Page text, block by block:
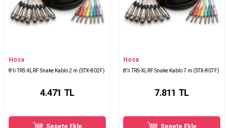
Hosa
8'li TRS-XLRF Snake Kablo 2 m (STX-802F)
4.471 TL
Sepete Ekle
Hosa
8'li TRS-XLRF Snake Kablo 7 m (STX-807F)
7.811 TL
Sepete Ekle